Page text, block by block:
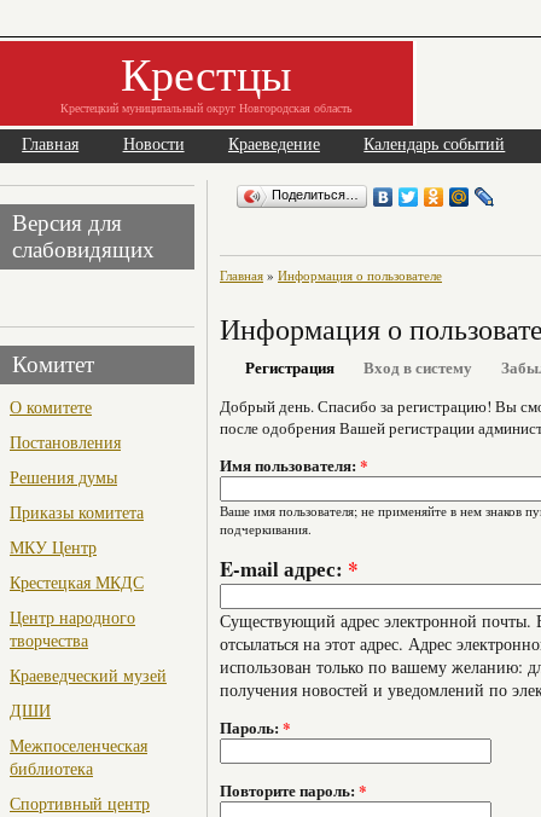
Крестцы
Крестецкий муниципальный округ Новгородская область
Главная Новости Краеведение Календарь событий
Версия для
слабовидящих
Комитет
О комитете
Постановления
Решения думы
Приказы комитета
МКУ Центр
Крестецкая МКДС
Центр народного
творчества
Краеведческий музей
ДШИ
Межпоселенческая
библиотека
Спортивный центр
Поделиться…
Главная » Информация о пользователе
Информация о
Регистрация Вход в систему
Добрый день. Спасибо за регистрацию! Вы
после одобрения Вашей регистрации
Имя пользователя: *
Ваше имя пользователя; не применяйте в нем знаков
подчеркивания.
E-mail адрес: *
Существующий адрес электронной почты.
отсылаться на этот адрес. Адрес
использован только по вашему желанию:
получения новостей и уведомлений по
Пароль: *
Повторите пароль: *